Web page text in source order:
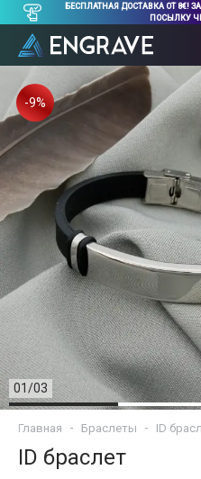
БЕСПЛАТНАЯ ДОСТАВКА ОТ 8€!
ПОСЫЛКУ
-9%
01/03
Главная Браслеты ID
ID браслет